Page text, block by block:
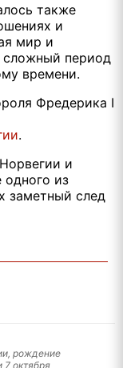
также
и
мир и
сложный период
времени.
Фредерика I
.
и
одного из
заметный след
рождение
7 октября